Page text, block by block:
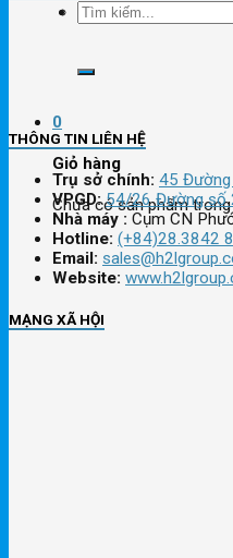
Tìm
kiếm:
0
Giỏ hàng
Chưa có sản phẩm
THÔNG TIN LIÊN HỆ
Trụ sở chính: 45 Đường
VPGD: 54/26 Đường số
Nhà máy : Cụm CN
Hotline: (+84)28.3842
Email:
Website:
MẠNG XÃ HỘI